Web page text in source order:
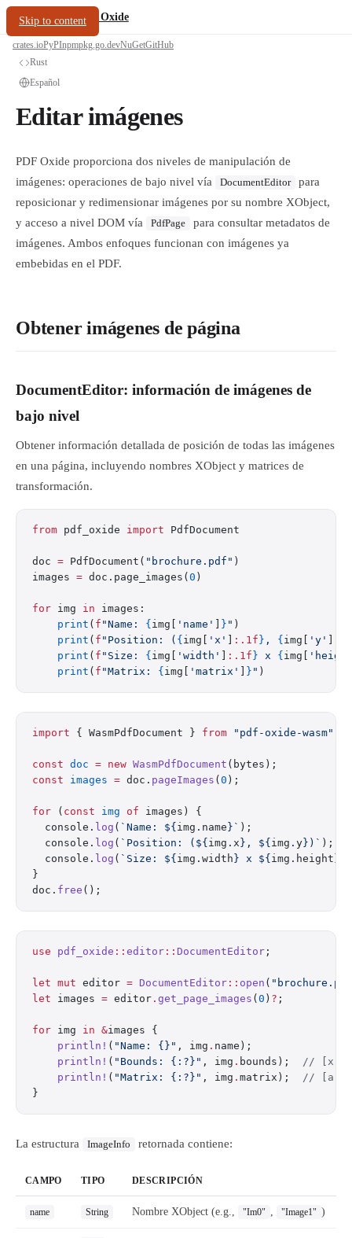
Skip to content
oxide.fyi/PDF Oxide
crates.ioPyPInpmpkg.go.devNuGetGitHub
Rust
Español
Editar imágenes
PDF Oxide proporciona dos niveles de manipulación de
imágenes: operaciones de bajo nivel vía
DocumentEditor
para
reposicionar y redimensionar imágenes por su nombre XObject,
y acceso a nivel DOM vía
PdfPage
para consultar metadatos de
imágenes. Ambos enfoques funcionan con imágenes ya
embebidas en el PDF.
Obtener imágenes de página
DocumentEditor: información de imágenes de
bajo nivel
Obtener información detallada de posición de todas las imágenes
en una página, incluyendo nombres XObject y matrices de
transformación.
from pdf_oxide import PdfDocument
doc = PdfDocument( "brochure.pdf" )
images = doc.page_images( 0 )
for img in images:
    print
( f "Name: { img[ 'name' } " )
    print
( f "Position: ( { img[ 'x' :.1f } , { img[ 'y'
    print
( f "Size: { img[ 'width' :.1f } x { img[
    print
( f "Matrix: { img[ 'matrix' } " )
import { WasmPdfDocument } from "pdf-oxide-wasm"
const doc = new WasmPdfDocument (bytes);
const images = doc. pageImages ( 0 );
for ( const img of images) {
  console.
log ( `Name: ${ img . name }` );
  console.
log ( `Position: (${ img . x }, ${ img . y})` );
  console.
log ( `Size: ${ img . width } x ${ img . height
}
doc. free ();
use pdf_oxide :: editor :: DocumentEditor ;
let mut editor = DocumentEditor :: open (
let images = editor . get_page_images ( 0 ) ? ;
for img in &images {
    println!
( "Name: {}" , img . name);
    println!
( "Bounds: {:?}" , img . bounds); // [x,
    println!
( "Matrix: {:?}" , img . matrix); // [a,
}
La estructura ImageInfo retornada contiene:
CAMPO TIPO DESCRIPCIÓN
name String Nombre XObject (e.g., "Im0" , "Image1" )